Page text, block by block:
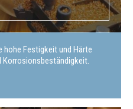
hohe Festigkeit und Härte
Korrosionsbeständigkeit.